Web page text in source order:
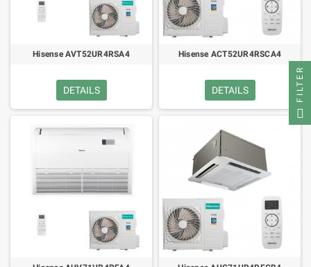
Hisense AVT52UR4RSA4
DETAILS
Hisense ACT52UR4RSCA4
DETAILS FILTER